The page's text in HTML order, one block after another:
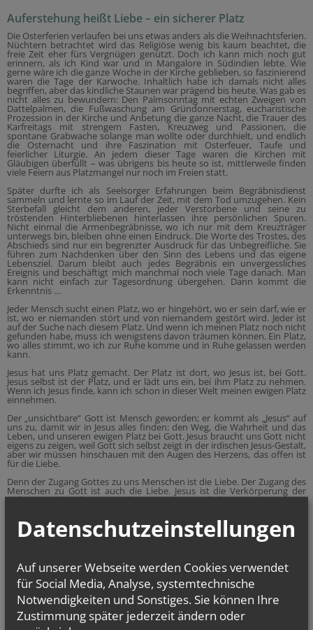
Auferstehung heißt Liebe – ein sicherer Platz
Die Osterferien verlaufen bei uns etwas anders als die Weihnachtsferien.
Nüchtern betrachtet wird das Religiöse wenig bis kaum beachtet, die
freie Zeit eher fürs Vergnügen genützt. Doch ich kann mich noch gut
erinnern, als ich Kind war und in Mangalore in Südindien lebte. Wie
gerne wäre ich die ganze Woche in der Kirche geblieben, so faszinierend
waren die Tage der Karwoche. Inhaltlich habe ich damals nicht alles
begriffen, aber das kindliche Staunen war prägend bis heute. Was gab es
nicht alles zu bewundern: Den Palmsonntag mit echten Zweigen von
Dattelpalmen, die Fußwaschung am Gründonnerstag, eucharistische
Prozession in der Kirche und Anbetung die ganze Nacht, die Trauer des
Karfreitags mit strengem Fasten, Kreuzweg und Passionen, die
spontane Grabwache solange man wollte oder durchhielt, und endlich
die Osternacht und ihre Faszination mit Osterfeuer, Taufe und
feierlicher Liturgie. An jedem dieser Tage waren die Kirchen mit
Gläubigen überfüllt – was übrigens bis heute so ist, mittlerweile finden
viele Feiern aus Platzmangel nur noch im Freien statt.
Später durfte ich als Seelsorger Erfahrungen beim Begräbnisdienst
sammeln und lernte so im Lauf der Zeit, mit dem Tod umzugehen. Kein
Sterbefall gleicht dem anderen, jeder Verstorbene und seine zu
tröstenden Hinterbliebenen hinterlassen ihre persönlichen Spuren.
Nicht einmal die Armenbegräbnisse, wo ich nur mit dem Kreuzträger
unterwegs bin, bleiben ohne einen Eindruck. Die Worte des Trostes, des
Abschieds sind nur ein begrenzter Ausdruck für das Unbegreifliche. Sie
führen zum Nachdenken über den Sinn des Lebens und das eigene
Lebensziel. Darum bleibt auch jedes Begräbnis ein unvergessliches
Ereignis und beschäftigt mich manchmal noch viele Tage danach. Man
kann nicht einfach zur Tagesordnung übergehen. Dann kommt die
Erkenntnis …
Jeder Mensch sucht einen Platz, wo er hingehört, wo er sein darf, wie er
ist, wo er niemanden stört und von niemandem gestört wird. Jeder ist
auf der Suche nach diesem Platz. Und wenn ich meinen Platz noch nicht
gefunden habe, muss ich wenigstens davon träumen können. Ein Platz,
wo alles stimmt, wo ich zur Ruhe komme und in Ruhe gelassen werden
kann.
Jesus hat uns Platz gemacht. Der Platz ist dort, wo Jesus ist, bei Gott.
Jesus selbst ist der Platz, und er lädt uns ein, bei ihm Platz zu nehmen.
Wenn ich Jesus finde, kann ich schon in dieser Welt meinen ewigen Platz
einnehmen.
Der „unsichtbare“ Gott ist Mensch geworden; er kommt als „Jesus“ auf
uns zu, damit wir in Jesus alles finden: den Weg, die Wahrheit und das
Leben, und unseren ewigen Platz bei Gott. Jesus braucht uns Gott nicht
eigens zu zeigen, weil Gott sich selbst zeigt in der irdischen Jesus-Gestalt,
aber wir müssen hinschauen mit den Augen des Herzens, das offen ist
für die Liebe.
Denn der Zugang Gottes zu uns Menschen ist die Liebe. Der Zugang des
Menschen zu Gott ist auch die Liebe. Jesus ist die Verkörperung der
Liebe. Jesus ist die Tür zu den Menschen und die Tür zu Gott. Der
ist die Tür wieder aufgegangen: durch die Auferstehung. Frohe Ostern!
Der Weg mit dem Kreuz – unser Kreuz
Seit meiner letzten Botschaft mit der Bekanntgabe, dass ich die Pfarre
mit Ende dieses Schul- und Arbeitsjahres auf eigenen Wunsch verlassen
werde, ist nun schon wieder ein Monat vergangen. Die Betroffenheit
war groß und echt, aber langsam habe ich das Gefühl, ihr verarbeitet die
Datenschutzeinstellungen
Auf unserer Webseite werden Cookies verwendet
für Social Media, Analyse, systemtechnische
Notwendigkeiten und Sonstiges. Sie können Ihre
Zustimmung später jederzeit ändern oder